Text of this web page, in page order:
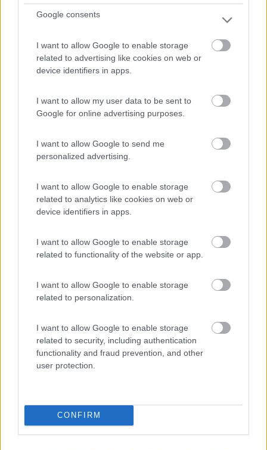
Google consents
I want to allow Google to enable storage
related to advertising like cookies on web or
device identifiers in apps.
I want to allow my user data to be sent to
Google for online advertising purposes.
I want to allow Google to send me
personalized advertising.
I want to allow Google to enable storage
related to analytics like cookies on web or
device identifiers in apps.
I want to allow Google to enable storage
related to functionality of the website or app.
I want to allow Google to enable storage
related to personalization.
I want to allow Google to enable storage
related to security, including authentication
functionality and fraud prevention, and other
user protection.
CONFIRM
Campeggio
8 1
Servizi / Posizione